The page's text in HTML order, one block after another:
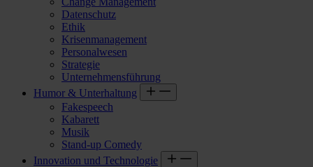
Datenschutz
Ethik
Krisenmanagement
Personalwesen
Strategie
Unternehmensführung
Humor & Unterhaltung
Fakespeech
Kabarett
Musik
Stand-up Comedy
Innovation und Technologie